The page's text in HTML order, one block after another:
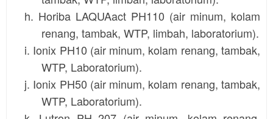
h. Horiba LAQUAact PH110 (air minum, kolam
renang, tambak, WTP, limbah, laboratorium).
i. Ionix PH10 (air minum, kolam renang, tambak,
WTP, Laboratorium).
j. Ionix PH50 (air minum, kolam renang, tambak,
WTP, Laboratorium).